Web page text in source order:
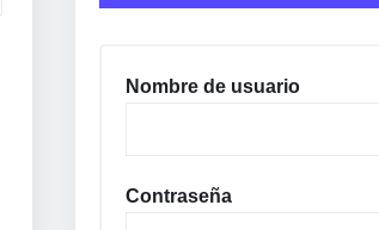
Nombre de usuario
Contraseña